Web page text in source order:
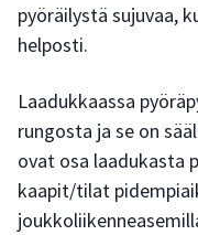
pyöräilystä sujuvaa,
helposti.
Laadukkaassa
rungosta ja se on
ovat osa laadukasta
kaapit/tilat